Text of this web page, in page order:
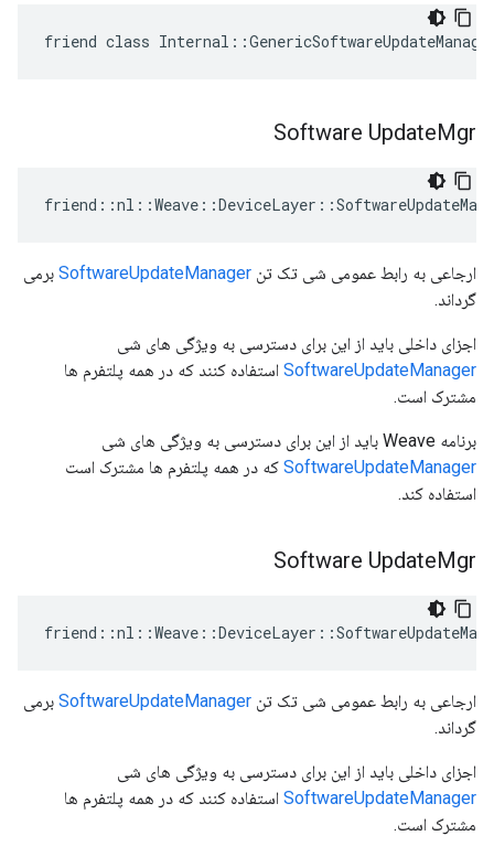
friend class
Software UpdateMgr
ارجاعی به رابط عمومی شی تک تن SoftwareUpdateManager برمی
گرداند.
اجزای داخلی باید از این برای دسترسی به ویژگی های شی
SoftwareUpdateManager استفاده کنند که در همه پلتفرم ها
مشترک است.
برنامه Weave باید از این برای دسترسی به ویژگی های شی
SoftwareUpdateManager که در همه پلتفرم ها مشترک است
استفاده کند.
Software UpdateMgr
ارجاعی به رابط عمومی شی تک تن SoftwareUpdateManager برمی
گرداند.
اجزای داخلی باید از این برای دسترسی به ویژگی های شی
SoftwareUpdateManager استفاده کنند که در همه پلتفرم ها
مشترک است.